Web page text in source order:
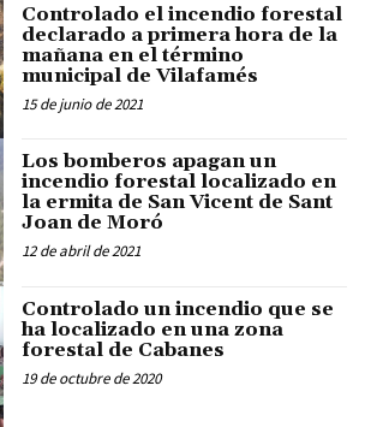
Controlado el incendio forestal
declarado a primera hora de la
mañana en el término
municipal de Vilafamés
15 de junio de 2021
Los bomberos apagan un
incendio forestal localizado en
la ermita de San Vicent de Sant
Joan de Moró
12 de abril de 2021
Controlado un incendio que se
ha localizado en una zona
forestal de Cabanes
19 de octubre de 2020